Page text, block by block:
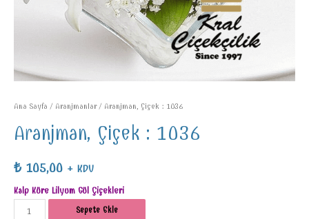
Ana Sayfa / Aranjmanlar/ Aranjman, Çiçek : 1036
Aranjman, Çiçek : 1036
₺105,00 + KDV
Kalp Küre Lilyum Gül Çiçekleri
Sepete Ekle